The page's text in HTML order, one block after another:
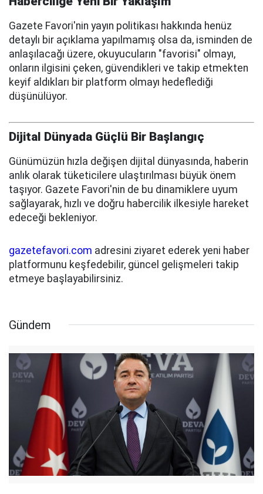
Gazete Favori'nin yayın politikası hakkında henüz
detaylı bir açıklama yapılmamış olsa da, isminden de
anlaşılacağı üzere, okuyucuların "favorisi" olmayı,
onların ilgisini çeken, güvendikleri ve takip etmekten
keyif aldıkları bir platform olmayı hedeflediği
düşünülüyor.
Dijital Dünyada Güçlü Bir Başlangıç
Günümüzün hızla değişen dijital dünyasında, haberin
anlık olarak tüketicilere ulaştırılması büyük önem
taşıyor. Gazete Favori'nin de bu dinamiklere uyum
sağlayarak, hızlı ve doğru habercilik ilkesiyle hareket
edeceği bekleniyor.
gazetefavori.com adresini ziyaret ederek yeni haber
platformunu keşfedebilir, güncel gelişmeleri takip
etmeye başlayabilirsiniz.
Gündem